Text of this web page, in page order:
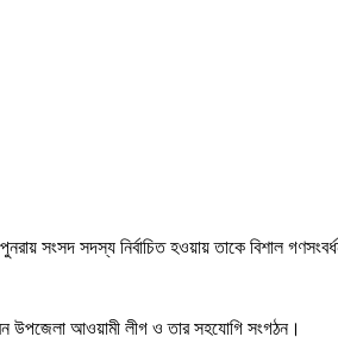
সংসদ সদস্য নির্বাচিত হওয়ায় তাকে বিশাল
উপজেলা আওয়ামী লীগ ও তার সহযোগি সংগঠন।